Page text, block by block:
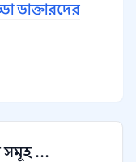
ডাক্তারদের
সমূহ ...